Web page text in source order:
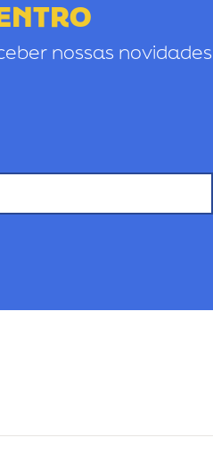
nossas novidades